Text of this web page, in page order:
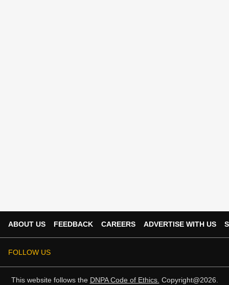
ABOUT US FEEDBACK CAREERS ADVERTISE WITH US
FOLLOW US
This website follows the DNPA Code of Ethics. Copyright@2026.